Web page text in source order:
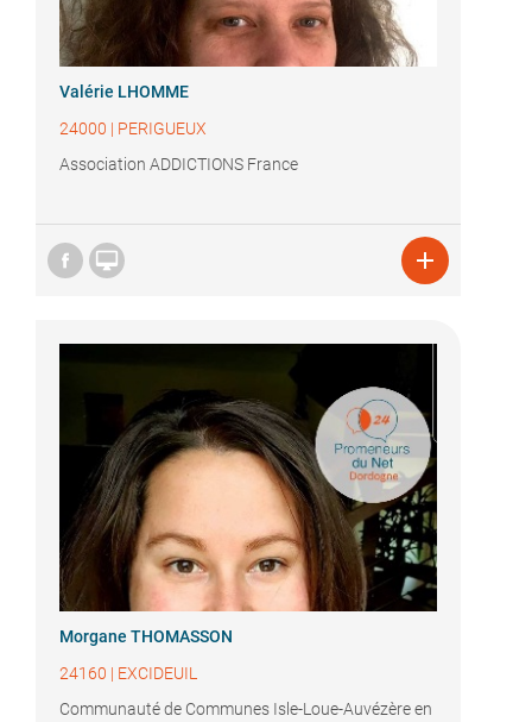
Valérie LHOMME
24000 | PERIGUEUX
Association ADDICTIONS France
 
Morgane THOMASSON
24160 | EXCIDEUIL
Communauté de Communes Isle-Loue-Auvézère en